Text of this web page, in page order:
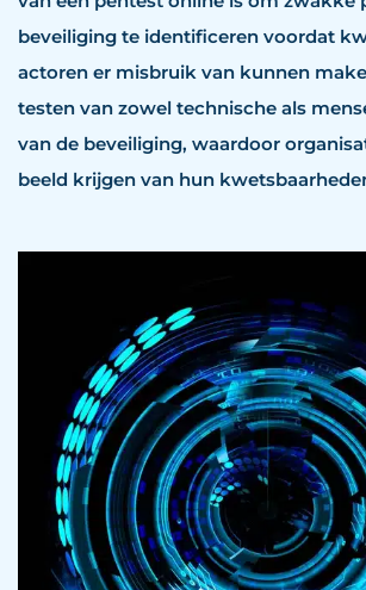
beveiliging te identificeren voordat
actoren er misbruik van kunnen
testen van zowel technische als
van de beveiliging, waardoor
beeld krijgen van hun